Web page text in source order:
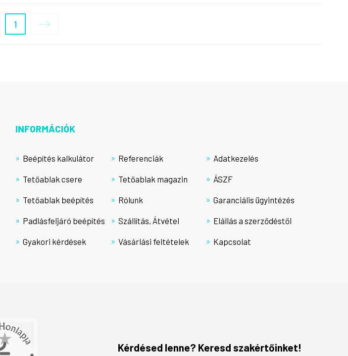
1
INFORMÁCIÓK
Beépítés kalkulátor
Tetőablak csere
Tetőablak beépítés
Padlásfeljáró beépítés
Gyakori kérdések
Referenciák
Tetőablak magazin
Rólunk
Szállítás, Átvétel
Vásárlási feltételek
Adatkezelés
ÁSZF
Garanciális ügyintézés
Elállás a szerződéstől
Kapcsolat
Kérdésed lenne? Keresd szakértőinket!